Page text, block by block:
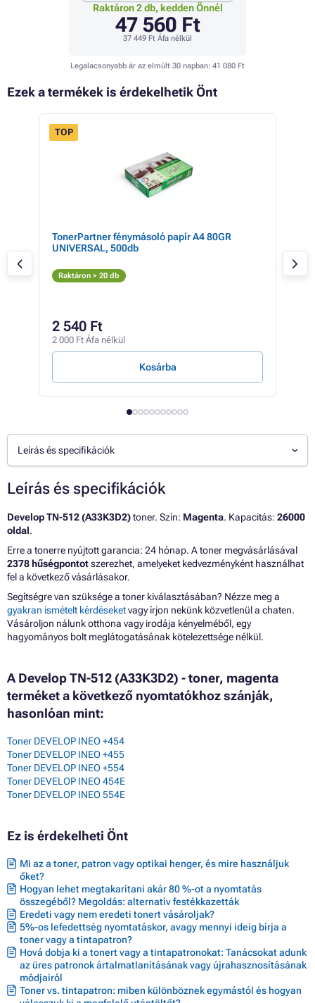
Raktáron 2 db, kedden Önnél
47 560 Ft
37 449 Ft Áfa nélkül
Legalacsonyabb ár az elmúlt 30 napban: 41 080 Ft
Ezek a termékek is érdekelhetik Önt
TOP
TonerPartner fénymásoló papír A4 80GR
UNIVERSAL, 500db
Raktáron > 20 db
2 540 Ft
2 000 Ft Áfa nélkül
Kosárba
Leírás és specifikációk
Leírás és specifikációk
Develop TN-512 (A33K3D2)toner. Szín: Magenta. Kapacitás: 26000
oldal.
Erre a tonerre nyújtott garancia: 24 hónap. A toner megvásárlásával
2378 hűségpontotszerezhet, amelyeket kedvezményként használhat
fel a következő vásárlásakor.
Segítségre van szüksége a toner kiválasztásában? Nézze meg a
gyakran ismételt kérdéseketvagy írjon nekünk közvetlenül a chaten.
Vásároljon nálunk otthona vagy irodája kényelméből, egy
hagyományos bolt meglátogatásának kötelezettsége nélkül.
A Develop TN-512 (A33K3D2) - toner, magenta
terméket a következő nyomtatókhoz szánják,
hasonlóan mint:
Toner DEVELOP INEO +454
Toner DEVELOP INEO +455
Toner DEVELOP INEO +554
Toner DEVELOP INEO 454E
Toner DEVELOP INEO 554E
Ez is érdekelheti Önt
Mi az a toner, patron vagy optikai henger, és mire használjuk
őket?
Hogyan lehet megtakarítani akár 80 %-ot a nyomtatás
összegéből? Megoldás: alternatív festékkazetták
Eredeti vagy nem eredeti tonert vásároljak?
5%-os lefedettség nyomtatáskor, avagy mennyi ideig bírja a
toner vagy a tintapatron?
Hová dobja ki a tonert vagy a tintapatronokat: Tanácsokat adunk
az üres patronok ártalmatlanításának vagy újrahasznosításának
módjairól
Toner vs. tintapatron: miben különböznek egymástól és hogyan